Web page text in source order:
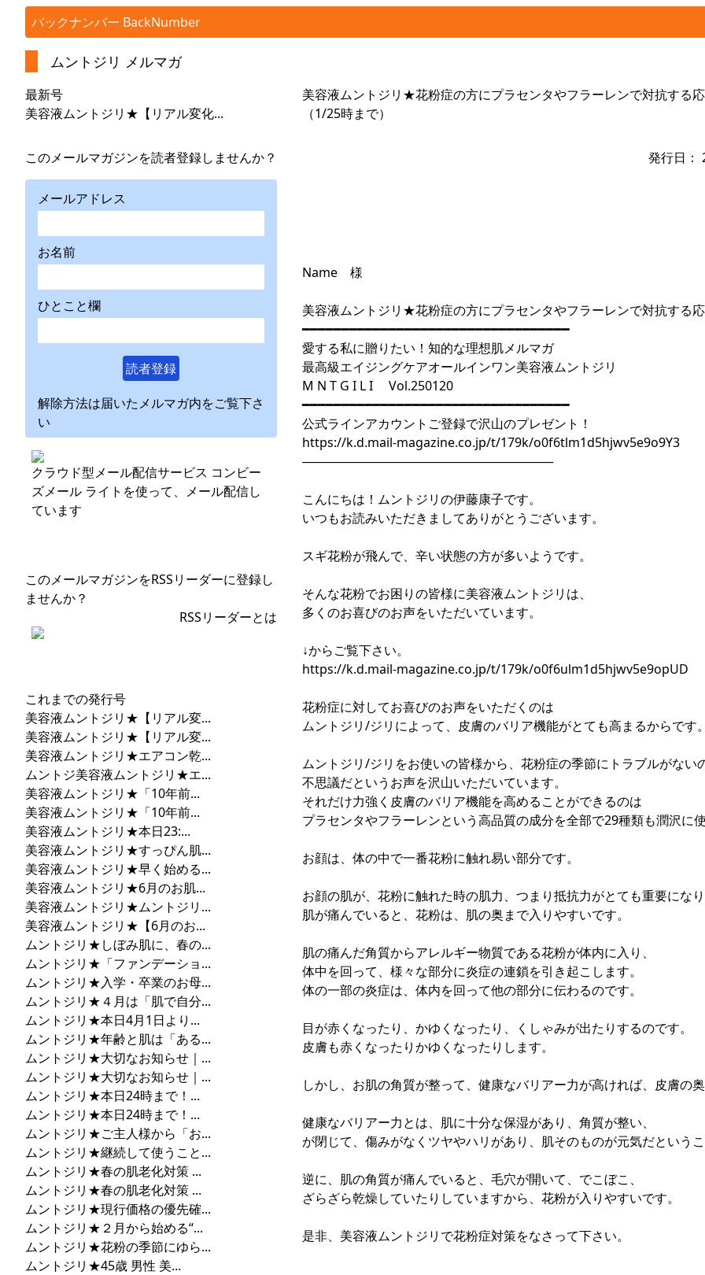
バックナンバー BackNumber
ムントジリ メルマガ
最新号
美容液ムントジリ★【リアル変化...
このメールマガジンを読者登録しませんか？
メールアドレス
お名前
ひとこと欄
読者登録
解除方法は届いたメルマガ内をご覧下さ
い
クラウド型メール配信サービス コンビー
ズメール ライトを使って、メール配信し
ています
このメールマガジンをRSSリーダーに登録し
ませんか？
RSSリーダーとは
これまでの発行号
美容液ムントジリ★【リアル変...
美容液ムントジリ★【リアル変...
美容液ムントジリ★エアコン乾...
ムントジ美容液ムントジリ★エ...
美容液ムントジリ★「10年前...
美容液ムントジリ★「10年前...
美容液ムントジリ★本日23:...
美容液ムントジリ★すっぴん肌...
美容液ムントジリ★早く始める...
美容液ムントジリ★6月のお肌...
美容液ムントジリ★ムントジリ...
美容液ムントジリ★【6月のお...
ムントジリ★しぼみ肌に、春の...
ムントジリ★「ファンデーショ...
ムントジリ★入学・卒業のお母...
ムントジリ★４月は「肌で自分...
ムントジリ★本日4月1日より...
ムントジリ★年齢と肌は「ある...
ムントジリ★大切なお知らせ｜...
ムントジリ★大切なお知らせ｜...
ムントジリ★本日24時まで！...
ムントジリ★本日24時まで！...
ムントジリ★ご主人様から「お...
ムントジリ★継続して使うこと...
ムントジリ★春の肌老化対策 ...
ムントジリ★春の肌老化対策 ...
ムントジリ★現行価格の優先確...
ムントジリ★２月から始める“...
ムントジリ★花粉の季節にゆら...
ムントジリ★45歳 男性 美...
美容液ムントジリ★花粉症の方にプラセンタやフラーレンで対抗する
（1/25時まで）
発行日：
Name 様
美容液ムントジリ★花粉症の方にプラセンタやフラーレンで対抗する
━━━━━━━━━━━━━━━━━━━━━━━━━━━━━━━━━━
愛する私に贈りたい！知的な理想肌メルマガ
最高級エイジングケアオールインワン美容液ムントジリ
M N T G I L I Vol.250120
━━━━━━━━━━━━━━━━━━━━━━━━━━━━━━━━━━
公式ラインアカウントご登録で沢山のプレゼント！
https://k.d.mail-magazine.co.jp/t/179k/o0f6tlm1d5hjwv5e9o9Y3
─────────────────────────────
こんにちは！ムントジリの伊藤康子です。
いつもお読みいただきましてありがとうございます。
スギ花粉が飛んで、辛い状態の方が多いようです。
そんな花粉でお困りの皆様に美容液ムントジリは、
多くのお喜びのお声をいただいています。
↓からご覧下さい。
https://k.d.mail-magazine.co.jp/t/179k/o0f6ulm1d5hjwv5e9opUD
花粉症に対してお喜びのお声をいただくのは
ムントジリ/ジリによって、皮膚のバリア機能がとても高まるからです
ムントジリ/ジリをお使いの皆様から、花粉症の季節にトラブルがない
不思議だというお声を沢山いただいています。
それだけ力強く皮膚のバリア機能を高めることができるのは
プラセンタやフラーレンという高品質の成分を全部で29種類も潤沢に
お顔は、体の中で一番花粉に触れ易い部分です。
お顔の肌が、花粉に触れた時の肌力、つまり抵抗力がとても重要にな
肌が痛んでいると、花粉は、肌の奥まで入りやすいです。
肌の痛んだ角質からアレルギー物質である花粉が体内に入り、
体中を回って、様々な部分に炎症の連鎖を引き起こします。
体の一部の炎症は、体内を回って他の部分に伝わるのです。
目が赤くなったり、かゆくなったり、くしゃみが出たりするのです。
皮膚も赤くなったりかゆくなったりします。
しかし、お肌の角質が整って、健康なバリアー力が高ければ、皮膚の
健康なバリアー力とは、肌に十分な保湿があり、角質が整い、
が閉じて、傷みがなくツヤやハリがあり、肌そのものが元気だという
逆に、肌の角質が痛んでいると、毛穴が開いて、でこぼこ、
ざらざら乾燥していたりしていますから、花粉が入りやすいです。
是非、美容液ムントジリで花粉症対策をなさって下さい。